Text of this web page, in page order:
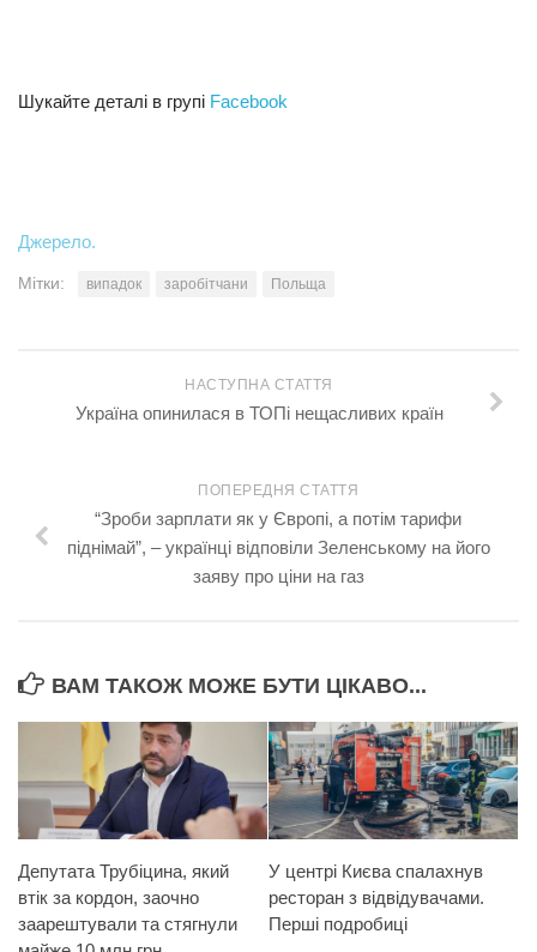
Шукайте деталі в групі Facebook
Джерело.
Мітки: випадок заробітчани Польща
НАСТУПНА СТАТТЯ
Україна опинилася в ТОПі нещасливих країн
ПОПЕРЕДНЯ СТАТТЯ
“Зроби зарплати як у Європі, а потім тарифи
піднімай”, – українці відповіли Зеленському на його
заяву про ціни на газ
ВАМ ТАКОЖ МОЖЕ БУТИ ЦІКАВО...
Депутата Трубіцина, який
втік за кордон, заочно
заарештували та стягнули
У центрі Києва спалахнув
ресторан з відвідувачами.
Перші подробиці